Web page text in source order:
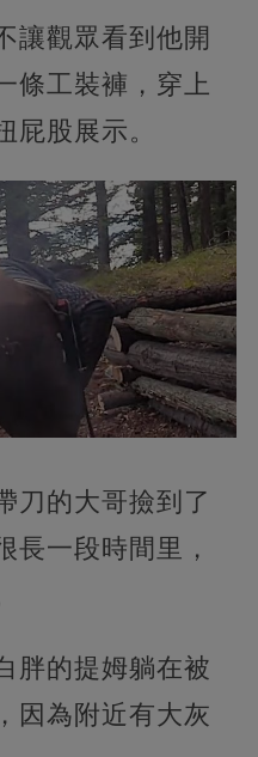
讓觀眾看到他開
條工裝褲，穿上
屁股展示。
刀的大哥撿到了
長一段時間里，
胖的提姆躺在被
因為附近有大灰